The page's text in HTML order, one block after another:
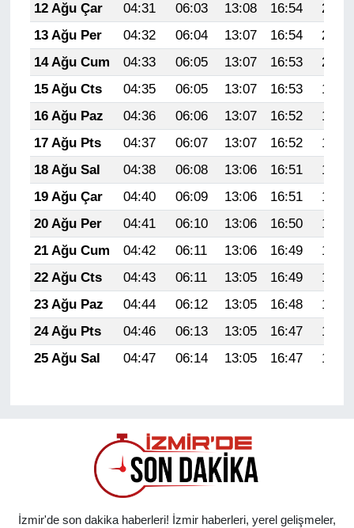
12 Ağu Çar
04:31 06:03 13:08 16:54
20:02
13 Ağu Per
04:32 06:04 13:07 16:54
20:01
14 Ağu Cum
04:33 06:05 13:07 16:53
20:00
15 Ağu Cts
04:35 06:05 13:07 16:53
19:59
16 Ağu Paz
04:36 06:06 13:07 16:52
19:57
17 Ağu Pts
04:37 06:07 13:07 16:52
19:56
18 Ağu Sal
04:38 06:08 13:06 16:51
19:55
19 Ağu Çar
04:40 06:09 13:06 16:51
19:54
20 Ağu Per
04:41 06:10 13:06 16:50
19:52
21 Ağu Cum
04:42 06:11 13:06 16:49
19:51
22 Ağu Cts
04:43 06:11 13:05 16:49
19:50
23 Ağu Paz
04:44 06:12 13:05 16:48
19:48
24 Ağu Pts
04:46 06:13 13:05 16:47
19:47
25 Ağu Sal
04:47 06:14 13:05 16:47 19:45
İzmir'de son dakika haberleri! İzmir haberleri, yerel gelişmeler,